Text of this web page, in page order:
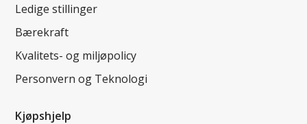
Ledige stillinger
Bærekraft
Kvalitets- og miljøpolicy
Personvern og Teknologi
Kjøpshjelp